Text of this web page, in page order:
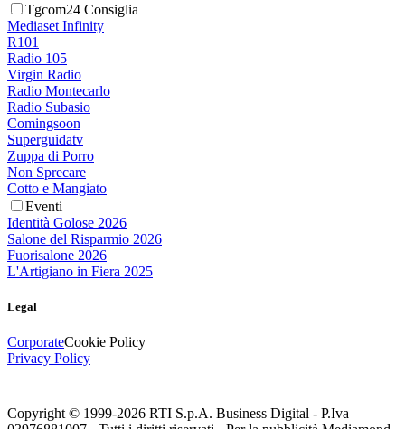
Tgcom24 Consiglia
Mediaset Infinity
R101
Radio 105
Virgin Radio
Radio Montecarlo
Radio Subasio
Comingsoon
Superguidatv
Zuppa di Porro
Non Sprecare
Cotto e Mangiato
Eventi
Identità Golose 2026
Salone del Risparmio 2026
Fuorisalone 2026
L'Artigiano in Fiera 2025
Legal
CorporateCookie Policy
Privacy Policy
Copyright © 1999-2026 RTI S.p.A. Business Digital - P.Iva